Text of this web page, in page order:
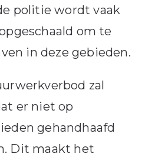
politie wordt vaak
om te
in deze gebieden.
zal
er niet op
gehandhaafd
Dit maakt het